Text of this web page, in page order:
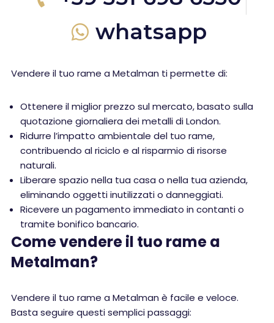
whatsapp
Vendere il tuo rame a Metalman ti permette di:
Ottenere il miglior prezzo sul mercato, basato sulla
quotazione giornaliera dei metalli di London.
Ridurre l’impatto ambientale del tuo rame,
contribuendo al riciclo e al risparmio di risorse
naturali.
Liberare spazio nella tua casa o nella tua azienda,
eliminando oggetti inutilizzati o danneggiati.
Ricevere un pagamento immediato in contanti o
tramite bonifico bancario.
Come vendere il tuo rame a
Metalman?
Vendere il tuo rame a Metalman è facile e veloce.
Basta seguire questi semplici passaggi: